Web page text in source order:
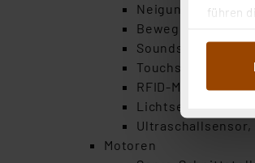
führen
Abs.1a
ganz
Neigungssensor,
Bewegungsmelder,
Soundsensor,
Touchsensor,
RFID-Modul,
Lichtsensor,
Ultraschallsensor,
Motoren